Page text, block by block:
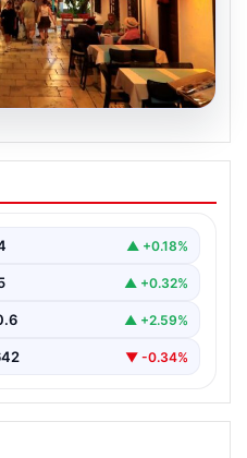
yaz
çıkıyor
▲ +0.18%
▲ +0.32%
▲ +2.59%
▼ -0.34%